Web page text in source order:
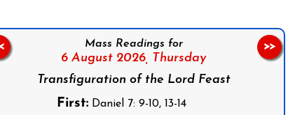
Mass Readings for
6 August 2026, Thursday
Transfiguration of the Lord Feast
First: Daniel 7: 9-10, 13-14
>>